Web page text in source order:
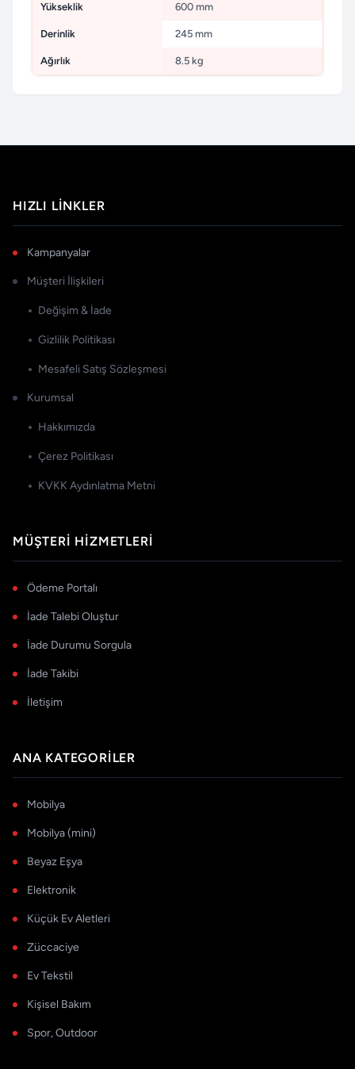
Yükseklik 600 mm
Derinlik 245 mm
Ağırlık 8.5 kg
HIZLI LINKLER
Kampanyalar
Müşteri İlişkileri
Değişim & İade
Gizlilik Politikası
Mesafeli Satış Sözleşmesi
Kurumsal
Hakkımızda
Çerez Politikası
KVKK Aydınlatma Metni
MÜŞTERI HIZMETLERI
Ödeme Portalı
İade Talebi Oluştur
İade Durumu Sorgula
İade Takibi
İletişim
ANA KATEGORILER
Mobilya
Mobilya (mini)
Beyaz Eşya
Elektronik
Küçük Ev Aletleri
Züccaciye
Ev Tekstil
Kişisel Bakım
Spor, Outdoor